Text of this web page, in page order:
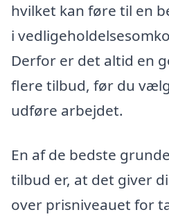
hvilket kan føre til en
i
Derfor er det altid en
flere tilbud, før du
udføre arbejdet.
En af de bedste
tilbud er, at det giver
over prisniveauet for